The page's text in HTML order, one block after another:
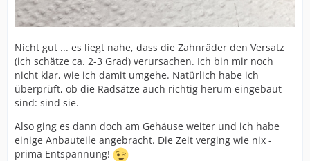
Nicht gut ... es liegt nahe, dass die Zahnräder den Versatz
(ich schätze ca. 2-3 Grad) verursachen. Ich bin mir noch
nicht klar, wie ich damit umgehe. Natürlich habe ich
überprüft, ob die Radsätze auch richtig herum eingebaut
sind: sind sie.
Also ging es dann doch am Gehäuse weiter und ich habe
einige Anbauteile angebracht. Die Zeit verging wie nix -
prima Entspannung!